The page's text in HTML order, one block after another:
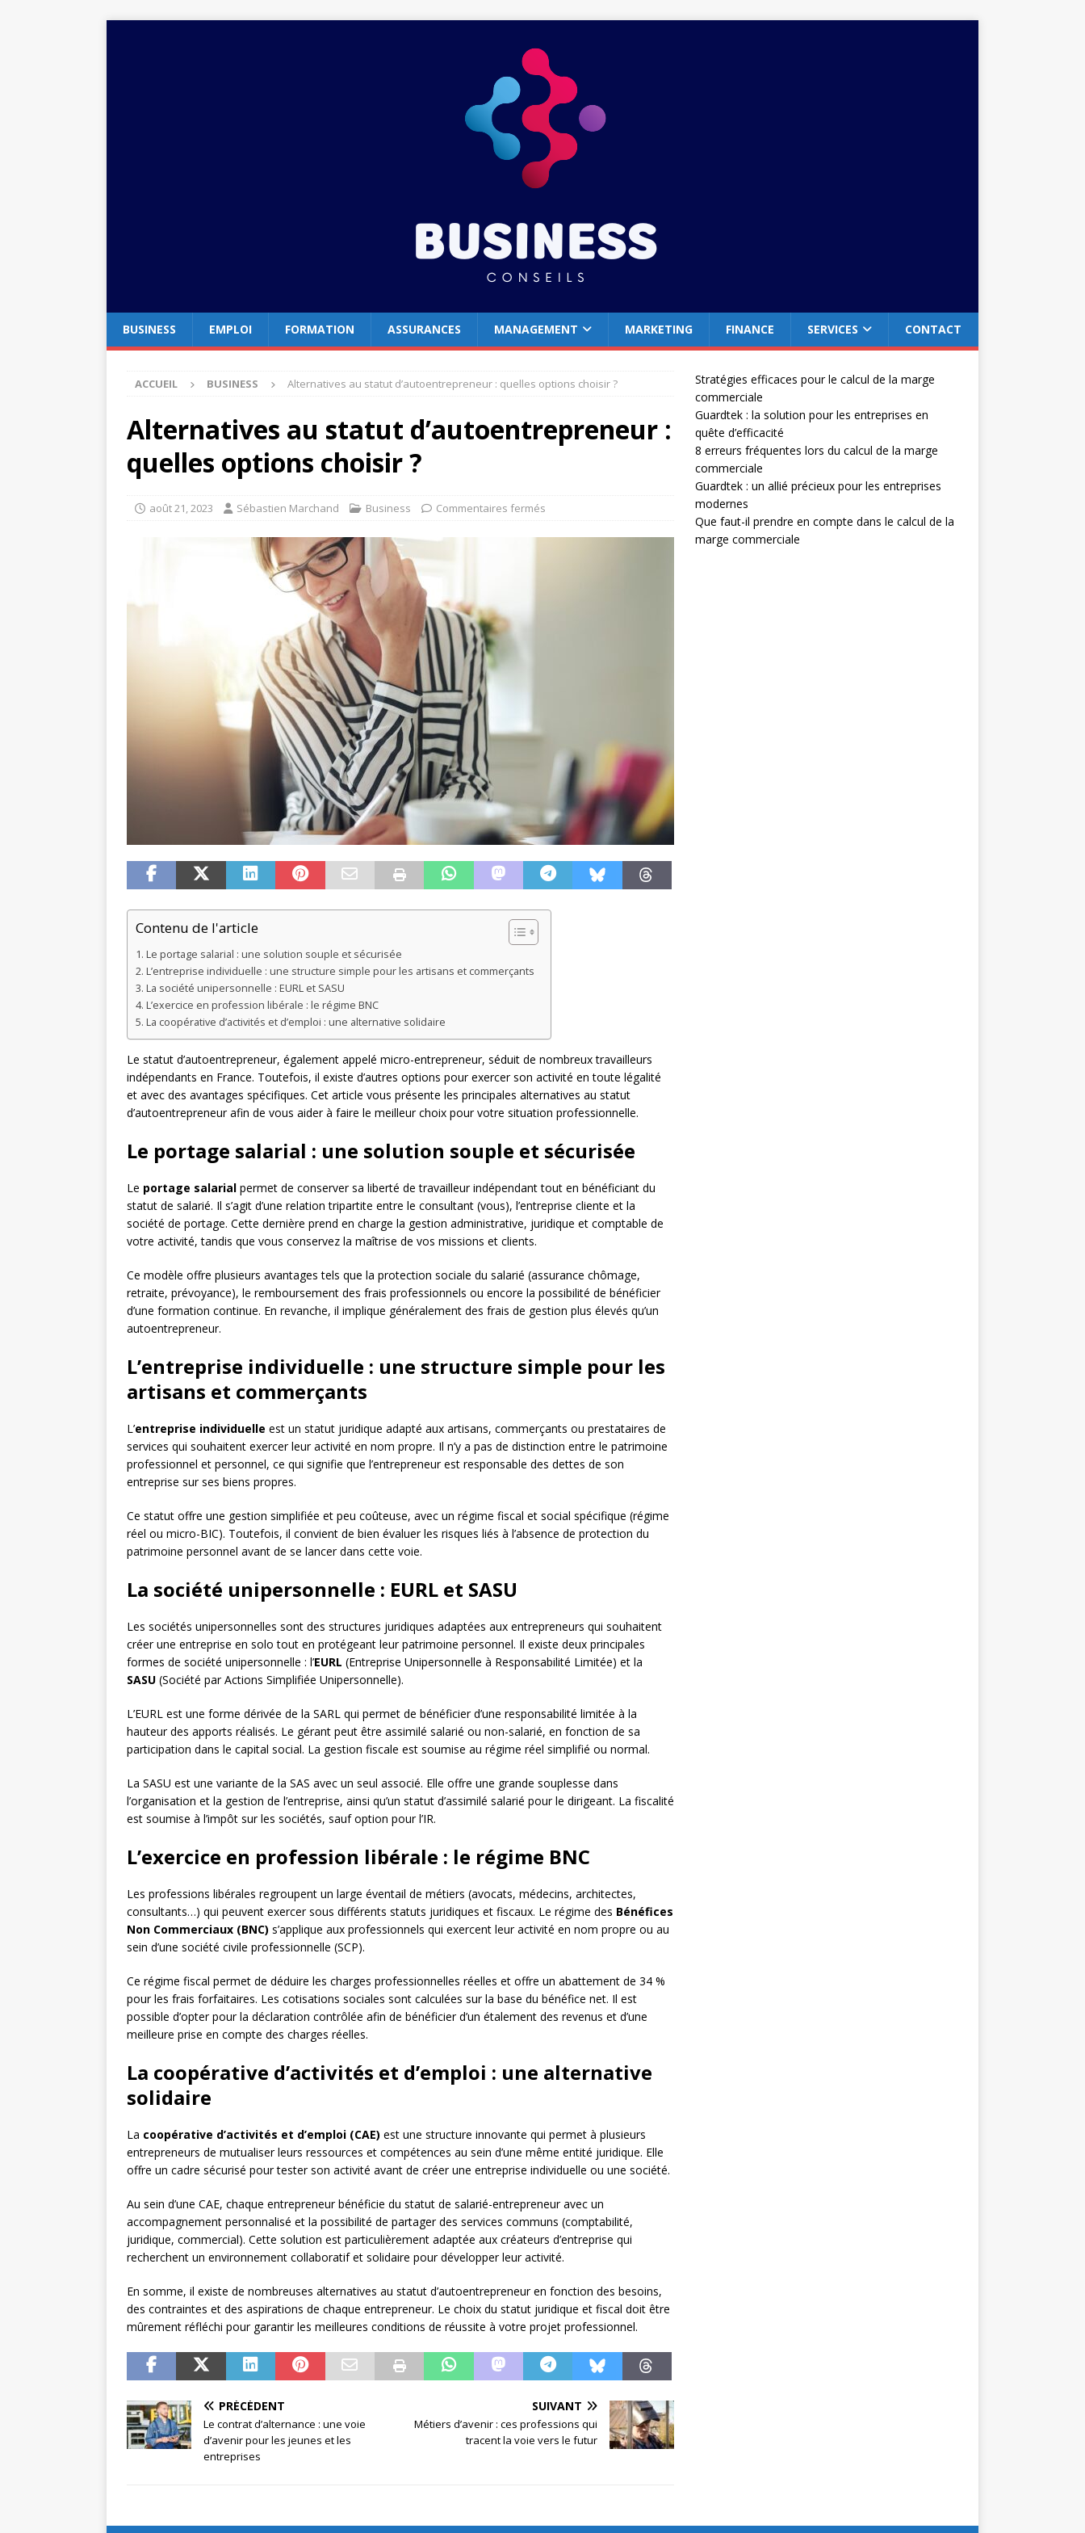
BUSINESS EMPLOI FORMATION ASSURANCES MANAGEMENT MARKETING FINANCE SERVICES CONTACT
ACCUEIL BUSINESS Alternatives au statut d’autoentrepreneur : quelles options choisir ?
Alternatives au statut d’autoentrepreneur :
quelles options choisir ?
août 21, 2023 Sébastien Marchand Business Commentaires fermés
Contenu de l'article
Le portage salarial : une solution souple et sécurisée
L’entreprise individuelle : une structure simple pour les artisans et commerçants
La société unipersonnelle : EURL et SASU
L’exercice en profession libérale : le régime BNC
La coopérative d’activités et d’emploi : une alternative solidaire
Le statut d’autoentrepreneur, également appelé micro-entrepreneur, séduit de nombreux travailleurs
indépendants en France. Toutefois, il existe d’autres options pour exercer son activité en toute légalité
et avec des avantages spécifiques. Cet article vous présente les principales alternatives au statut
d’autoentrepreneur afin de vous aider à faire le meilleur choix pour votre situation professionnelle.
Le portage salarial : une solution souple et sécurisée
Le portage salarial permet de conserver sa liberté de travailleur indépendant tout en bénéficiant du
statut de salarié. Il s’agit d’une relation tripartite entre le consultant (vous), l’entreprise cliente et la
société de portage. Cette dernière prend en charge la gestion administrative, juridique et comptable de
votre activité, tandis que vous conservez la maîtrise de vos missions et clients.
Ce modèle offre plusieurs avantages tels que la protection sociale du salarié (assurance chômage,
retraite, prévoyance), le remboursement des frais professionnels ou encore la possibilité de bénéficier
d’une formation continue. En revanche, il implique généralement des frais de gestion plus élevés qu’un
autoentrepreneur.
L’entreprise individuelle : une structure simple pour les
artisans et commerçants
L’entreprise individuelle est un statut juridique adapté aux artisans, commerçants ou prestataires de
services qui souhaitent exercer leur activité en nom propre. Il n’y a pas de distinction entre le patrimoine
professionnel et personnel, ce qui signifie que l’entrepreneur est responsable des dettes de son
entreprise sur ses biens propres.
Ce statut offre une gestion simplifiée et peu coûteuse, avec un régime fiscal et social spécifique (régime
réel ou micro-BIC). Toutefois, il convient de bien évaluer les risques liés à l’absence de protection du
patrimoine personnel avant de se lancer dans cette voie.
La société unipersonnelle : EURL et SASU
Les sociétés unipersonnelles sont des structures juridiques adaptées aux entrepreneurs qui souhaitent
créer une entreprise en solo tout en protégeant leur patrimoine personnel. Il existe deux principales
formes de société unipersonnelle : l’EURL (Entreprise Unipersonnelle à Responsabilité Limitée) et la
SASU (Société par Actions Simplifiée Unipersonnelle).
L’EURL est une forme dérivée de la SARL qui permet de bénéficier d’une responsabilité limitée à la
hauteur des apports réalisés. Le gérant peut être assimilé salarié ou non-salarié, en fonction de sa
participation dans le capital social. La gestion fiscale est soumise au régime réel simplifié ou normal.
La SASU est une variante de la SAS avec un seul associé. Elle offre une grande souplesse dans
l’organisation et la gestion de l’entreprise, ainsi qu’un statut d’assimilé salarié pour le dirigeant. La fiscalité
est soumise à l’impôt sur les sociétés, sauf option pour l’IR.
L’exercice en profession libérale : le régime BNC
Les professions libérales regroupent un large éventail de métiers (avocats, médecins, architectes,
consultants…) qui peuvent exercer sous différents statuts juridiques et fiscaux. Le régime des Bénéfices
Non Commerciaux (BNC) s’applique aux professionnels qui exercent leur activité en nom propre ou au
sein d’une société civile professionnelle (SCP).
Ce régime fiscal permet de déduire les charges professionnelles réelles et offre un abattement de 34 %
pour les frais forfaitaires. Les cotisations sociales sont calculées sur la base du bénéfice net. Il est
possible d’opter pour la déclaration contrôlée afin de bénéficier d’un étalement des revenus et d’une
meilleure prise en compte des charges réelles.
La coopérative d’activités et d’emploi : une alternative
solidaire
La coopérative d’activités et d’emploi (CAE) est une structure innovante qui permet à plusieurs
entrepreneurs de mutualiser leurs ressources et compétences au sein d’une même entité juridique. Elle
offre un cadre sécurisé pour tester son activité avant de créer une entreprise individuelle ou une société.
Au sein d’une CAE, chaque entrepreneur bénéficie du statut de salarié-entrepreneur avec un
accompagnement personnalisé et la possibilité de partager des services communs (comptabilité,
juridique, commercial). Cette solution est particulièrement adaptée aux créateurs d’entreprise qui
recherchent un environnement collaboratif et solidaire pour développer leur activité.
En somme, il existe de nombreuses alternatives au statut d’autoentrepreneur en fonction des besoins,
des contraintes et des aspirations de chaque entrepreneur. Le choix du statut juridique et fiscal doit être
mûrement réfléchi pour garantir les meilleures conditions de réussite à votre projet professionnel.
PRÉCÉDENT
Le contrat d’alternance : une voie
d’avenir pour les jeunes et les
entreprises
SUIVANT
Métiers d’avenir : ces professions qui
tracent la voie vers le futur
Stratégies efficaces pour le calcul de la marge
commerciale
Guardtek : la solution pour les entreprises en
quête d’efficacité
8 erreurs fréquentes lors du calcul de la marge
commerciale
Guardtek : un allié précieux pour les entreprises
modernes
Que faut-il prendre en compte dans le calcul de la
marge commerciale